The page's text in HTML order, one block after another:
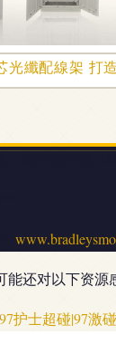
光纖配線架 打
还对以下资源
护士超碰|97激
羞羞视频 91色资源站